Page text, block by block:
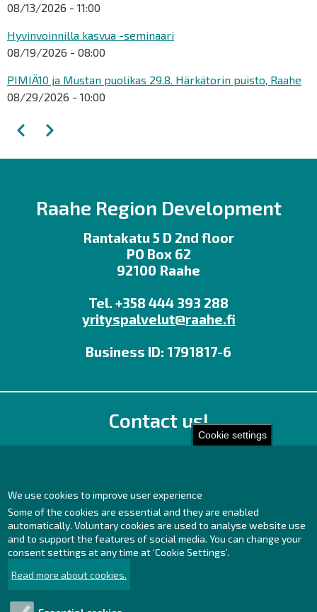
Cookie settings
We use cookies to improve user experience
Some of the cookies are essential and they are enabled
automatically. Voluntary cookies are used to analyse website use
and to support the features of social media. You can change your
consent settings at any time at ‘Cookie Settings’.
Read more about cookies.
08/13/2026 - 11:00
Hyvinvoinnilla kasvua -seminaari
08/19/2026 - 08:00
PIMIÄ10 ja Mustan puolikas 29.8. Härkätorin puisto, Raahe
08/29/2026 - 10:00
Pagination
PreviousNext
Raahe Region Development
Rantakatu 5 D 2nd floor
PO Box 62
92100 Raahe
Tel. +358 444 393 288
yrityspalvelut@raahe.fi
Business ID: 1791817-6
Contact us!
Office
Facebook
Instagram
LinkedIn